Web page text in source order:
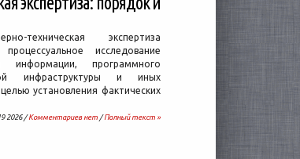
техническая экспертиза
исследование
информации, программного
инфраструктуры и иных
установления фактических
2026 /Комментариев нет /Полный текст »